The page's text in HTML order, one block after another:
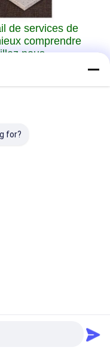
de services de
comprendre
nous
de
for?